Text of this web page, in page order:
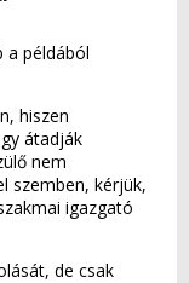
a példából
hiszen
átadják
nem
szemben, kérjük,
igazgató
de csak